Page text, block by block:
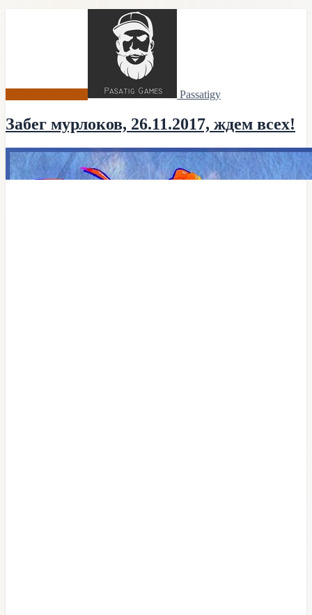
Passatigy
Забег мурлоков, 26.11.2017, ждем всех!